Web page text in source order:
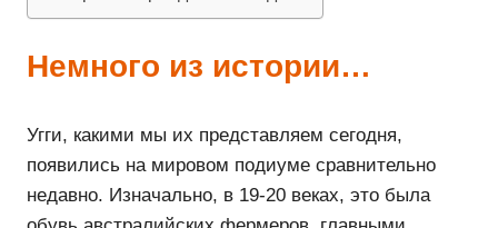
Немного из истории…
Угги, какими мы их представляем сегодня,
появились на мировом подиуме сравнительно
недавно. Изначально, в 19-20 веках, это была